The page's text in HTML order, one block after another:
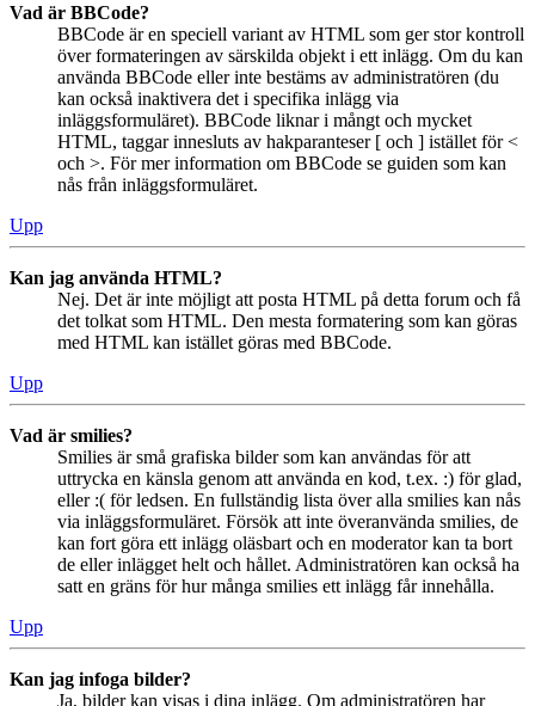
Vad är BBCode?
BBCode är en speciell variant av HTML som ger stor kontroll
över formateringen av särskilda objekt i ett inlägg. Om du kan
använda BBCode eller inte bestäms av administratören (du
kan också inaktivera det i specifika inlägg via
inläggsformuläret). BBCode liknar i mångt och mycket
HTML, taggar innesluts av hakparanteser [ och ] istället för <
och >. För mer information om BBCode se guiden som kan
nås från inläggsformuläret.
Upp
Kan jag använda HTML?
Nej. Det är inte möjligt att posta HTML på detta forum och få
det tolkat som HTML. Den mesta formatering som kan göras
med HTML kan istället göras med BBCode.
Upp
Vad är smilies?
Smilies är små grafiska bilder som kan användas för att
uttrycka en känsla genom att använda en kod, t.ex. :) för glad,
eller :( för ledsen. En fullständig lista över alla smilies kan nås
via inläggsformuläret. Försök att inte överanvända smilies, de
kan fort göra ett inlägg oläsbart och en moderator kan ta bort
de eller inlägget helt och hållet. Administratören kan också ha
satt en gräns för hur många smilies ett inlägg får innehålla.
Upp
Kan jag infoga bilder?
Ja, bilder kan visas i dina inlägg. Om administratören har